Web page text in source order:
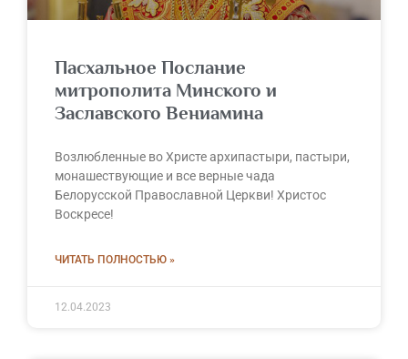
Пасхальное Послание
митрополита Минского и
Заславского Вениамина
Возлюбленные во Христе архипастыри, пастыри,
монашествующие и все верные чада
Белорусской Православной Церкви! Христос
Воскресе!
ЧИТАТЬ ПОЛНОСТЬЮ »
12.04.2023